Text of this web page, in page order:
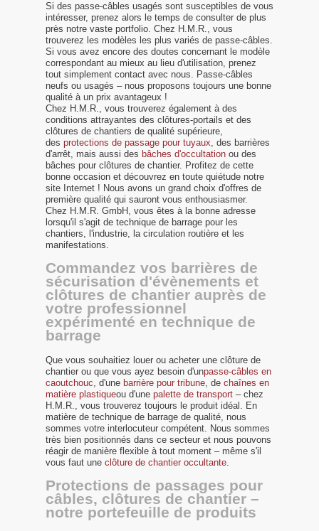
Si des passe-câbles usagés sont susceptibles de vous
intéresser, prenez alors le temps de consulter de plus
près notre vaste portfolio. Chez H.M.R., vous
trouverez les modèles les plus variés de passe-câbles.
Si vous avez encore des doutes concernant le modèle
correspondant au mieux au lieu d'utilisation, prenez
tout simplement contact avec nous. Passe-câbles
neufs ou usagés – nous proposons toujours une bonne
qualité à un prix avantageux !
Chez H.M.R., vous trouverez également à des
conditions attrayantes des clôtures-portails et des
clôtures de chantiers de qualité supérieure,
des protections de passage pour tuyaux, des barrières
d'arrêt, mais aussi des bâches d'occultation ou des
bâches pour clôtures de chantier. Profitez de cette
bonne occasion et découvrez en toute quiétude notre
site Internet ! Nous avons un grand choix d'offres de
première qualité qui sauront vous enthousiasmer.
Chez H.M.R. GmbH, vous êtes à la bonne adresse
lorsqu'il s'agit de technique de barrage pour les
chantiers, l'industrie, la circulation routière et les
manifestations.
Commandez vos barrières de
sécurisation d'évènements et
clôtures de chantier auprès de
votre professionnel
expérimenté en technique de
barrage
Que vous souhaitiez louer ou acheter une clôture de
chantier ou que vous ayez besoin d'unpasse-câbles en
caoutchouc, d'une barrière pour tribune, de chaînes en
matière plastiqueou d'une palette de transport – chez
H.M.R., vous trouverez toujours le produit idéal. En
matière de technique de barrage de qualité, nous
sommes votre interlocuteur compétent. Nous sommes
très bien positionnés dans ce secteur et nous pouvons
réagir de manière flexible à tout moment – même s'il
vous faut une clôture de chantier occultante.
Protections de passages pour
câbles, clôtures de chantier –
notre portefeuille de produits